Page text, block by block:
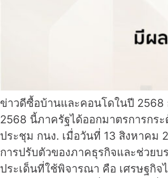
ข่าวดีซื้อบ้านและคอนโดในปี 2568
2568 นี้ภาครัฐได้ออกมาตรการกร
ประชุม กนง. เมื่อวันที่ 13 สิงหาคม
การปรับตัวของภาคธุรกิจและช่วยบ
ประเด็นที่ใช้พิจารณา คือ เศรษฐกิจ